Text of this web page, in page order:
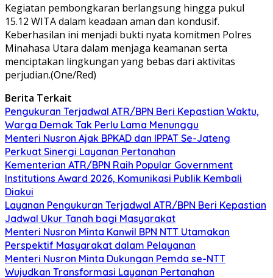
Kegiatan pembongkaran berlangsung hingga pukul
15.12 WITA dalam keadaan aman dan kondusif.
Keberhasilan ini menjadi bukti nyata komitmen Polres
Minahasa Utara dalam menjaga keamanan serta
menciptakan lingkungan yang bebas dari aktivitas
perjudian.(One/Red)
Berita Terkait
Pengukuran Terjadwal ATR/BPN Beri Kepastian Waktu,
Warga Demak Tak Perlu Lama Menunggu
Menteri Nusron Ajak BPKAD dan IPPAT Se-Jateng
Perkuat Sinergi Layanan Pertanahan
Kementerian ATR/BPN Raih Popular Government
Institutions Award 2026, Komunikasi Publik Kembali
Diakui
Layanan Pengukuran Terjadwal ATR/BPN Beri Kepastian
Jadwal Ukur Tanah bagi Masyarakat
Menteri Nusron Minta Kanwil BPN NTT Utamakan
Perspektif Masyarakat dalam Pelayanan
Menteri Nusron Minta Dukungan Pemda se-NTT
Wujudkan Transformasi Layanan Pertanahan